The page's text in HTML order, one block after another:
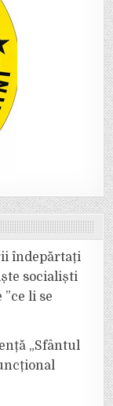
îndepărtați
socialiști
li se
„Sfântul